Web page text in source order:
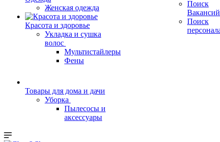
Женская одежда
Красота и здоровье
Укладка и сушка
волос
Мультистайлеры
Фены
Товары для дома и дачи
Уборка
Пылесосы и
аксессуары
Поиск
Вакансий
Поиск